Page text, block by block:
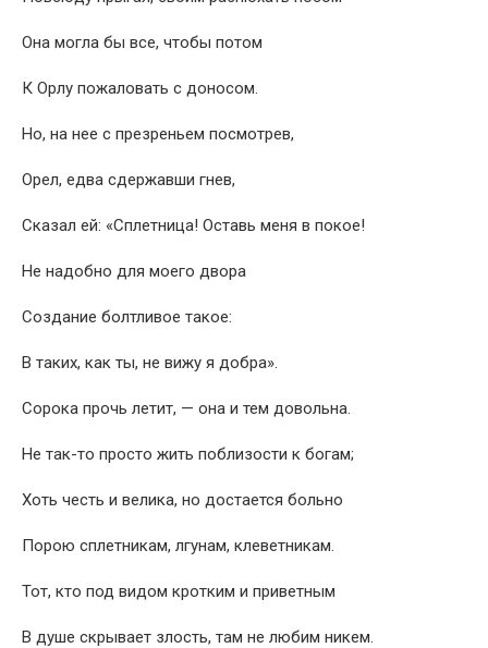
Она могла бы все, чтобы потом
К Орлу пожаловать с доносом.
Но, на нее с презреньем посмотрев,
Орел, едва сдержавши гнев,
Сказал ей: «Сплетница! Оставь меня в покое!
Не надобно для моего двора
Создание болтливое такое:
В таких, как ты, не вижу я добра».
Сорока прочь летит, — она и тем довольна.
Не так-то просто жить поблизости к богам;
Хоть честь и велика, но достается больно
Порою сплетникам, лгунам, клеветникам.
Тот, кто под видом кротким и приветным
В душе скрывает злость, там не любим никем.